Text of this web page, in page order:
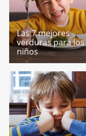
Las 7 mejores
verduras para los
niños